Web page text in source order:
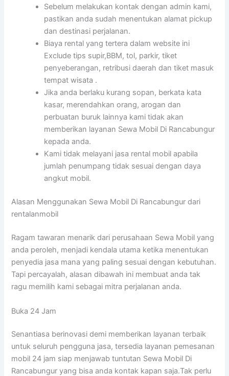
Sebelum melakukan kontak dengan admin kami,
pastikan anda sudah menentukan alamat pickup
dan destinasi perjalanan.
Biaya rental yang tertera dalam website ini
Exclude tips supir,BBM, tol, parkir, tiket
penyeberangan, retribusi daerah dan tiket masuk
tempat wisata .
Jika anda berlaku kurang sopan, berkata kata
kasar, merendahkan orang, arogan dan
perbuatan buruk lainnya kami tidak akan
memberikan layanan Sewa Mobil Di Rancabungur
kepada anda.
Kami tidak melayani jasa rental mobil apabila
jumlah penumpang tidak sesuai dengan daya
angkut mobil.
Alasan Menggunakan Sewa Mobil Di Rancabungur dari
rentalanmobil
Ragam tawaran menarik dari perusahaan Sewa Mobil yang
anda peroleh, menjadi kendala utama ketika menentukan
penyedia jasa mana yang paling sesuai dengan kebutuhan.
Tapi percayalah, alasan dibawah ini membuat anda tak
ragu memilih kami sebagai mitra perjalanan anda.
Buka 24 Jam
Senantiasa berinovasi demi memberikan layanan terbaik
untuk seluruh pengguna jasa, tersedia layanan pemesanan
mobil 24 jam siap menjawab tuntutan Sewa Mobil Di
Rancabungur yang bisa anda kontak kapan saja.Tak perlu